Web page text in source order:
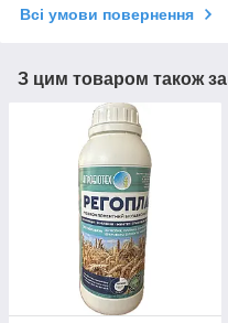
Всі умови повернення
З цим товаром також